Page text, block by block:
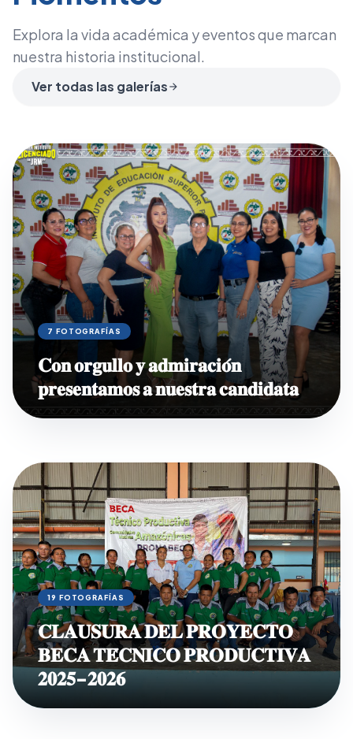
Explora la vida académica y eventos que marcan
nuestra historia institucional.
Ver todas las galerías arrow_forward
7 FOTOGRAFÍAS
𝐂𝐨𝐧 𝐨𝐫𝐠𝐮𝐥𝐥𝐨 𝐲 𝐚𝐝𝐦𝐢𝐫𝐚𝐜𝐢𝐨́𝐧
𝐩𝐫𝐞𝐬𝐞𝐧𝐭𝐚𝐦𝐨𝐬 𝐚 𝐧𝐮𝐞𝐬𝐭𝐫𝐚 𝐜𝐚𝐧𝐝𝐢𝐝𝐚𝐭𝐚
19 FOTOGRAFÍAS
𝐂𝐋𝐀𝐔𝐒𝐔𝐑𝐀 𝐃𝐄𝐋 𝐏𝐑𝐎𝐘𝐄𝐂𝐓𝐎
𝐁𝐄𝐂𝐀 𝐓𝐄́𝐂𝐍𝐈𝐂𝐎 𝐏𝐑𝐎𝐃𝐔𝐂𝐓𝐈𝐕𝐀
𝟐𝟎𝟐𝟓-𝟐𝟎𝟐𝟔